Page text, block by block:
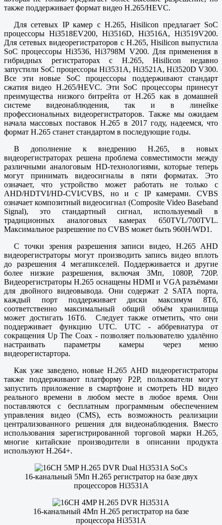
также поддерживает формат видео H.265/HEVC.
Для сетевых IP камер с H.265, Hisilicon предлагает SoC
процессоры Hi3518EV200, Hi3516D, Hi3516A, Hi3519V200.
Для сетевых видеорегистраторов с H.265, Hisilicon выпустила
SoC процессоры Hi3536, Hi3798M V200. Для применения в
гибридных регистраторах с H.265, Hisilicon недавно
запустили SoC процессоры Hi3531A, Hi3521A, Hi3520D V300.
Все эти новые SoC процессоры поддерживают стандарт
сжатия видео H.265/HEVC. Эти SoC процессоры принесут
преимущества низкого битрейта от H.265 как в домашней
системе видеонаблюдения, так и в линейке
профессиональных видеорегистраторов. Также мы ожидаем
начала массовых поставок H.265 в 2017 году, надеемся, что
формат H.265 станет стандартом в последующие годы.
В дополнение к внедрению H.265, в новых
видеорегистраторах решена проблема совместимости между
различными аналоговым HD-технологиями, которые теперь
могут принимать видеосигналы в пяти форматах. Это
означает, что устройство может работать не только с
AHD/HDTVI/HD-CVI/CVBS, но и с IP камерами. CVBS
означает композитный видеосигнал (Composite Video Baseband
Signal), это стандартный сигнал, используемый в
традиционных аналоговых камерах 650TVL/700TVL.
Максимальное разрешение по CVBS может быть 960H/WD1.
С точки зрения разрешения записи видео, H.265 AHD
видеорегистраторы могут производить запись видео вплоть
до разрешения 4 мегапикселей. Поддерживается и другие
более низкие разрешения, включая 3Мп, 1080P, 720P.
Видеорегистраторы H.265 оснащены HDMI и VGA разъёмами
для двойного видеовывода. Они содержат 2 SATA порта,
каждый порт поддерживает диски максимум 8Тб,
соответственно максимальный общий объём хранилища
может достигать 16Тб. Следует также отметить, что они
поддерживает функцию UTC. UTC - аббревиатура от
сокращения Up The Coax - позволяет пользователю удалённо
настраивать параметры камеры через меню
видеорегистартора.
Как уже заведено, новые H.265 AHD видеорегистраторы
также поддерживают платформу P2P, пользователи могут
запустить приложение в смартфоне и смотреть HD видео
реального времени в любом месте в любое время. Они
поставляются с бесплатным программным обеспечением
управления видео (CMS), есть возможность реализации
централизованного решения для видеонаблюдения. Вместо
использования зарегистрированной торговой марки H.265,
многие китайские производители в описании продукта
используют H.264+.
16-канальный 5Мп H.265 регистратор на базе двух
процессоров Hi3531A
16-канальный 4Мп H.265 регистратор на базе
процессора Hi3531A